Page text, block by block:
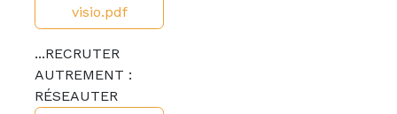
visio.pdf
...RECRUTER
AUTREMENT :
RÉSEAUTER